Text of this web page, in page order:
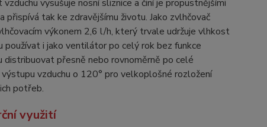
vysušuje nosní sliznice a činí je propustnějšími
tak ke zdravějšímu životu. Jako zvlhčovač
výkonem 2,6 l/h, který trvale udržuje vlhkost
i jako ventilátor po celý rok bez funkce
distribuovat přesně nebo rovnoměrně po celé
vzduchu o 120° pro velkoplošné rozložení
potřeb.
využití